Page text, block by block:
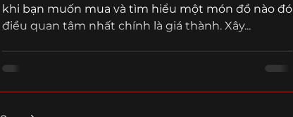
khi bạn muốn mua và tìm hiểu một món đồ nào đó
điều quan tâm nhất chính là giá thành. Xây...